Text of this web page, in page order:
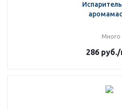
Много
286 руб./